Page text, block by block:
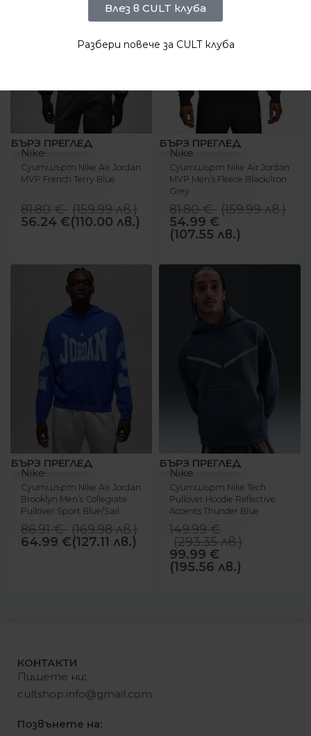
-31%
БЪРЗ ПРЕГЛЕД
Nike
Суитшърт Nike Air Jordan
MVP French Terry Blue
81.80€ (159.99лв.)
56.24 €(110.00 лв.)
-33%
БЪРЗ ПРЕГЛЕД
Nike
Суитшърт Nike Air Jordan
MVP Men’s Fleece Black/Iron
Grey
81.80€ (159.99лв.)
54.99 €
(107.55 лв.)
-25%
БЪРЗ ПРЕГЛЕД
Nike
Суитшърт Nike Air Jordan
Brooklyn Men’s Collegiate
Pullover Sport Blue/Sail
86.91€ (169.98лв.)
64.99 €(127.11 лв.)
-33%
БЪРЗ ПРЕГЛЕД
Nike
Суитшърт Nike Tech
Pullover Hoodie Reflective
Accents Thunder Blue
149.99€
(293.35лв.)
99.99 €
(195.56 лв.)
КОНТАКТИ
Пишете ни:
cultshop.info@gmail.com
Позвънете на:
Влез в CULT клуба
Разбери повече за CULT клуба